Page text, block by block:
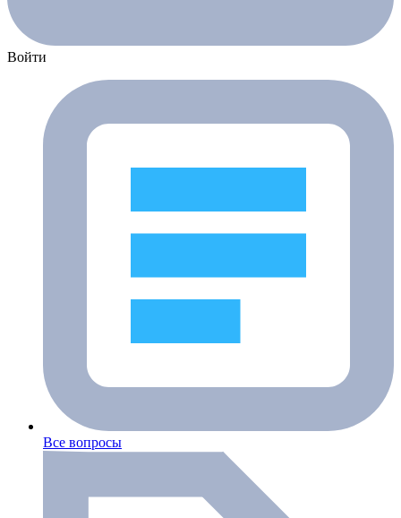
Войти
Все вопросы